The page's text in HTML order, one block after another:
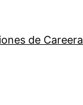
de Careera